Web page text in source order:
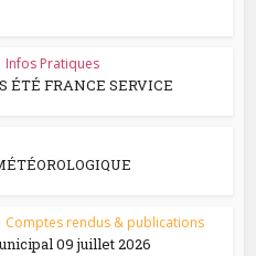
Infos Pratiques
ÉTÉ FRANCE SERVICE
Comptes rendus & publications
09 juillet 2026